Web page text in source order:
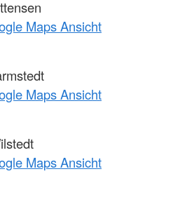
Maps Ansicht
Maps Ansicht
Maps Ansicht